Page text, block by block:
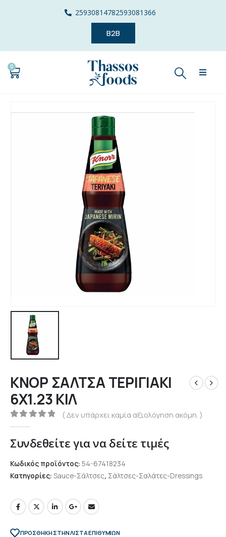
25930814782593081366
B2B
0
ΚΝΟΡ ΣΑΛΤΣΑ ΤΕΡΙΓΙΑΚΙ
6Χ1.23 ΚΙΛ
0out of 5
( Δεν υπάρχει καμία αξιολόγηση ακόμη. )
Συνδεθείτε για να δείτε τιμές
Κωδικός προϊόντος: 54-67418234
Κατηγορίες: Sauce-Σάλτσες, Σάλτσες-Σαλάτες-Dressings
ΠΡΌΣΘΉΚΗ ΣΤΗΝ ΛΊΣΤΑ ΕΠΙΘΥΜΙΏΝ